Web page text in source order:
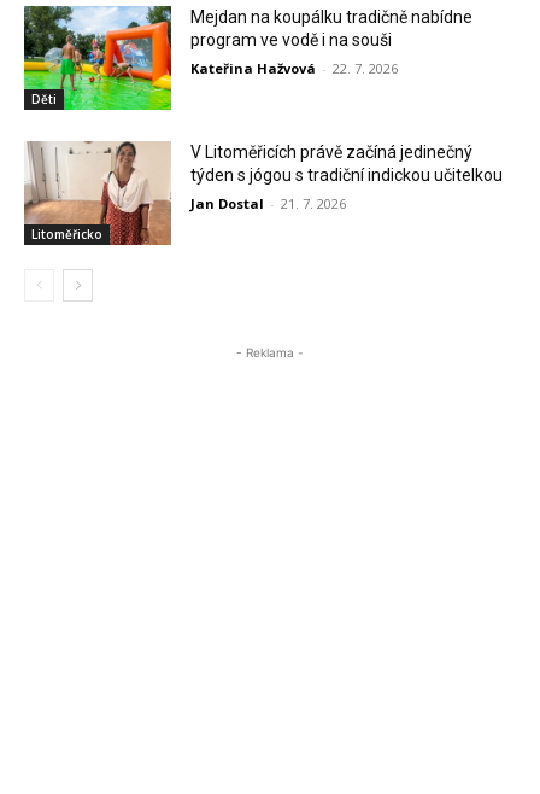
Děti
Mejdan na koupálku tradičně nabídne
program ve vodě i na souši
Kateřina Hažvová - 22. 7. 2026
Litoměřicko
V Litoměřicích právě začíná jedinečný
týden s jógou s tradiční indickou učitelkou
Jan Dostal - 21. 7. 2026
- Reklama -